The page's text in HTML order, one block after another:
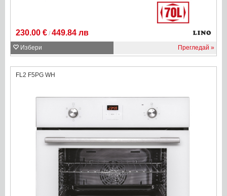
230.00 € / 449.84 лв
Избери Прегледай
FL2 F5PG WH